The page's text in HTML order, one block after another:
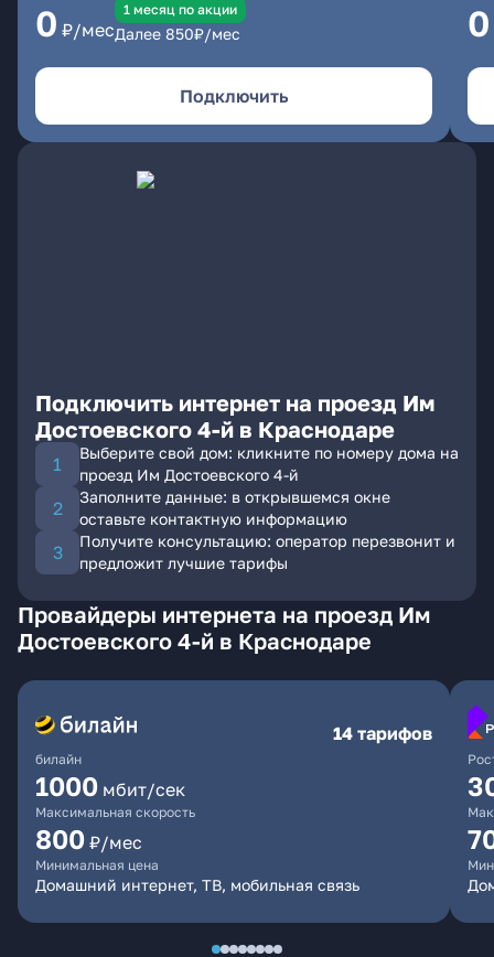
0 ₽/мес
1 месяц по акции
Далее 850₽/мес
Подключить
0
Подключить интернет на проезд Им
Достоевского 4-й в Краснодаре
Выберите свой дом: кликните по номеру дома на
проезд Им Достоевского 4-й
Заполните данные: в открывшемся окне
оставьте контактную информацию
Получите консультацию: оператор перезвонит и
предложит лучшие тарифы
Провайдеры интернета на проезд Им
Достоевского 4-й в Краснодаре
билайн
14 тарифов
1000 мбит/сек
Максимальная скорость
800 ₽/мес
Минимальная цена
Домашний интернет, ТВ, мобильная связь